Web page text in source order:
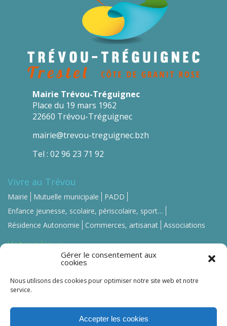
Gérer le consentement aux
cookies
Nous utilisons des cookies pour optimiser notre site web et notre
service.
Accepter les cookies
Mairie Trévou-Tréguignec
Place du 19 mars 1962
22660 Trévou-Tréguignec
mairie@trevou-treguignec.bzh
Tel : 02 96 23 71 92
Vivre au Trévou
Mairie Mutuelle municipale
PADD
Enfance jeunesse, scolaire, périscolaire, sport…
Résidence Autonomie
Commerces, artisanat Associations
Votre séjour
Se restaurer Commerces, artisanat
Contact-Mairie